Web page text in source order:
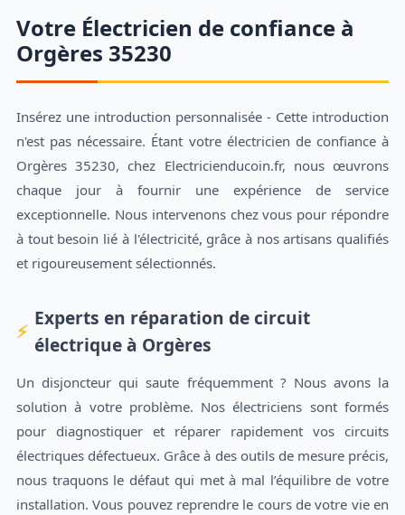
Votre Électricien de confiance à
Orgères 35230
Insérez une introduction personnalisée - Cette introduction
n'est pas nécessaire. Étant votre électricien de confiance à
Orgères 35230, chez Electricienducoin.fr, nous œuvrons
chaque jour à fournir une expérience de service
exceptionnelle. Nous intervenons chez vous pour répondre
à tout besoin lié à l'électricité, grâce à nos artisans qualifiés
et rigoureusement sélectionnés.
Experts en réparation de circuit
électrique à Orgères
Un disjoncteur qui saute fréquemment ? Nous avons la
solution à votre problème. Nos électriciens sont formés
pour diagnostiquer et réparer rapidement vos circuits
électriques défectueux. Grâce à des outils de mesure précis,
nous traquons le défaut qui met à mal l’équilibre de votre
installation. Vous pouvez reprendre le cours de votre vie en